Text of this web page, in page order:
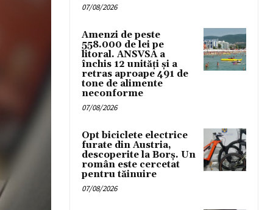
07/08/2026
Amenzi de peste
558.000 de lei pe
litoral. ANSVSA a
închis 12 unități și a
retras aproape 491 de
tone de alimente
neconforme
07/08/2026
Opt biciclete electrice
furate din Austria,
descoperite la Borș. Un
român este cercetat
pentru tăinuire
07/08/2026